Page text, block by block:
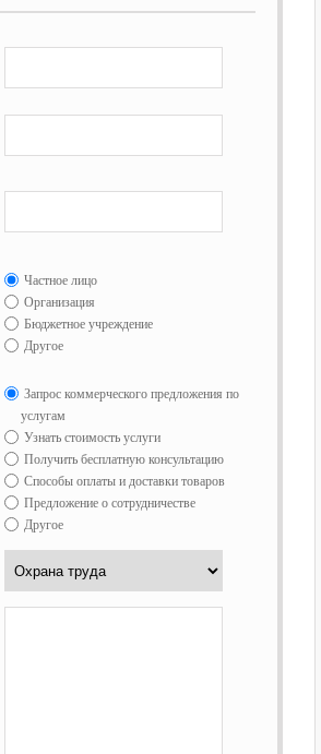
Частное лицо
Организация
Бюджетное учреждение
Другое
Запрос коммерческого предложения по
услугам
Узнать стоимость услуги
Получить бесплатную консультацию
Способы оплаты и доставки товаров
Предложение о сотрудничестве
Другое